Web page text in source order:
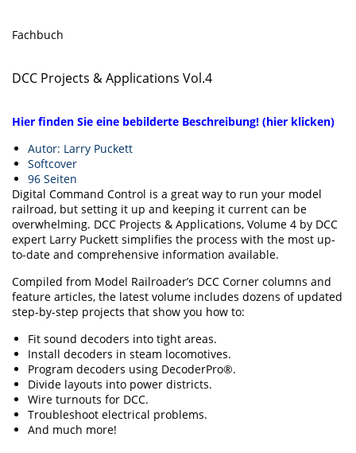
Fachbuch
DCC Projects & Applications Vol.4
Hier finden Sie eine bebilderte Beschreibung! (hier klicken)
Autor: Larry Puckett
Softcover
96 Seiten
Digital Command Control is a great way to run your model
railroad, but setting it up and keeping it current can be
overwhelming. DCC Projects & Applications, Volume 4 by DCC
expert Larry Puckett simplifies the process with the most up-
to-date and comprehensive information available.
Compiled from Model Railroader’s DCC Corner columns and
feature articles, the latest volume includes dozens of updated
step-by-step projects that show you how to:
Fit sound decoders into tight areas.
Install decoders in steam locomotives.
Program decoders using DecoderPro®.
Divide layouts into power districts.
Wire turnouts for DCC.
Troubleshoot electrical problems.
And much more!